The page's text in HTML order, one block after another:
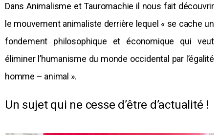
Dans Animalisme et Tauromachie il nous fait découvrir
le mouvement animaliste derrière lequel « se cache un
fondement philosophique et économique qui veut
éliminer l’humanisme du monde occidental par l’égalité
homme – animal ».
Un sujet qui ne cesse d’être d’actualité !